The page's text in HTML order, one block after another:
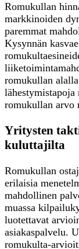
Romukullan
markkinoiden
paremmat
Kysynnän
romukullan
romukullan arvo
Yritysten
kuluttajilta
Romukullan
erilaisia
mahdollinen
muassa
luotettavat
asiakaspalvelu.
romukulta-